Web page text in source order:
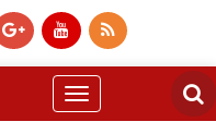
Toggle
navigation